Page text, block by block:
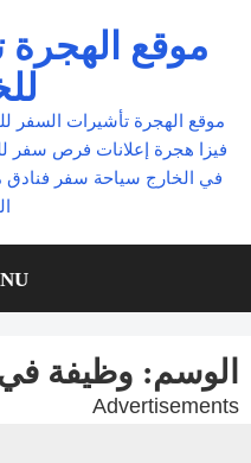
موقع
موقع الهجرة تأشيرات
فيزا هجرة إعلانات فرص
في الخارج سياحة سفر فنادق
الوسم: وظيفة
Advertisements